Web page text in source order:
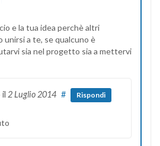
e la tua idea perchè altri
unirsi a te, se qualcuno è
sia nel progetto sia a mettervi
il 2 Luglio 2014 # Rispondi